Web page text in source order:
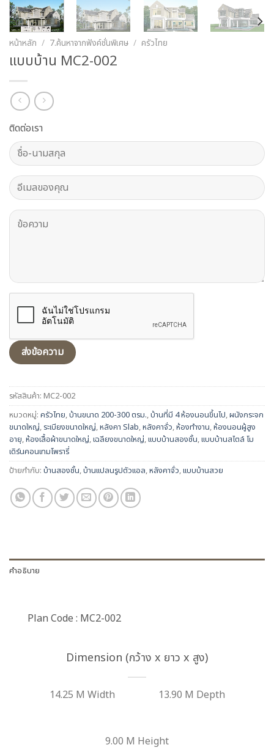
หน้าหลัก / 7.ค้นหาจากฟังค์ชั่นพิเศษ / ครัวไทย
แบบบ้าน MC2-002
ติดต่อเรา
รหัสสินค้า: MC2-002
หมวดหมู่: ครัวไทย,บ้านขนาด 200-300 ตรม.,บ้านที่มี 4 ห้องนอนขึ้นไป,ผนังกระจก
ขนาดใหญ่, ระเบียงขนาดใหญ่,หลังคา Slab,หลังคาจั่ว,ห้องทำงาน,ห้องนอนผู้สูง
อายุ,ห้องเสื้อผ้าขนาดใหญ่,เฉลียงขนาดใหญ่,แบบบ้านสองชั้น,แบบบ้านสไตล์ โม
เดิร์นคอนเทมโพรารี่
ป้ายกำกับ: บ้านสองชั้น,บ้านแปลนรูปตัวแอล,หลังคาจั่ว,แบบบ้านสวย
คำอธิบาย
Plan Code : MC2-002
Dimension (กว้าง x ยาว x สูง)
14.25 M Width 13.90 M Depth
9.00 M Height